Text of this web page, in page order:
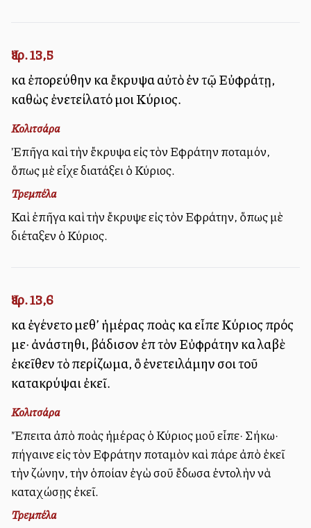
Ἰερ. 13,5
καὶ ἐπορεύθην καὶ ἔκρυψα αὐτὸ ἐν τῷ Εὐφράτῃ,
καθὼς ἐνετείλατό μοι Κύριος.
Κολιτσάρα
Ἐπῆγα καὶ τὴν ἔκρυψα εἰς τὸν Εὐφράτην ποταμόν,
ὅπως μὲ εἶχε διατάξει ὁ Κύριος.
Τρεμπέλα
Καὶ ἐπῆγα καὶ τὴν ἔκρυψε εἰς τὸν Εὐφράτην, ὅπως μὲ
διέταξεν ὁ Κύριος.
Ἰερ. 13,6
καὶ ἐγένετο μεθ’ ἡμέρας πολλὰς καὶ εἶπε Κύριος πρός
με· ἀνάστηθι, βάδισον ἐπὶ τὸν Εὐφράτην καὶ λαβὲ
ἐκεῖθεν τὸ περίζωμα, ὃ ἐνετειλάμην σοι τοῦ
κατακρύψαι ἐκεῖ.
Κολιτσάρα
Ἔπειτα ἀπὸ πολλὰς ἡμέρας ὁ Κύριος μοῦ εἶπε· Σήκω·
πήγαινε εἰς τὸν Εὐφράτην ποταμὸν καὶ πάρε ἀπὸ ἐκεῖ
τὴν ζώνην, τὴν ὁποίαν ἐγὼ σοῦ ἔδωσα ἐντολὴν νὰ
καταχώσῃς ἐκεῖ.
Τρεμπέλα